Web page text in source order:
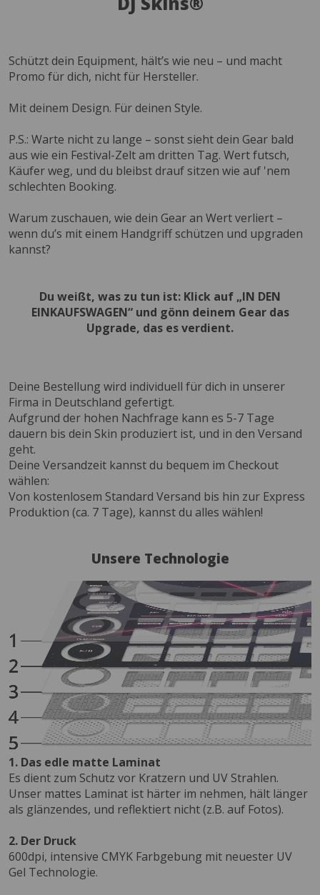
Schützt dein Equipment, hält’s wie neu – und macht
Promo für dich, nicht für Hersteller.
Mit deinem Design. Für deinen Style.
P.S.: Warte nicht zu lange – sonst sieht dein Gear bald
aus wie ein Festival-Zelt am dritten Tag. Wert futsch,
Käufer weg, und du bleibst drauf sitzen wie auf 'nem
schlechten Booking.
Warum zuschauen, wie dein Gear an Wert verliert –
wenn du’s mit einem Handgriff schützen und upgraden
kannst?
Du weißt, was zu tun ist: Klick auf „IN DEN
EINKAUFSWAGEN“ und gönn deinem Gear das
Upgrade, das es verdient.
Deine Bestellung wird individuell für dich in unserer
Firma in Deutschland gefertigt.
Aufgrund der hohen Nachfrage kann es 5-7 Tage
dauern bis dein Skin produziert ist, und in den Versand
geht.
Deine Versandzeit kannst du bequem im Checkout
wählen:
Von kostenlosem Standard Versand bis hin zur Express
Produktion (ca. 7 Tage), kannst du alles wählen!
Unsere Technologie
1. Das edle matte Laminat
Es dient zum Schutz vor Kratzern und UV Strahlen.
Unser mattes Laminat ist härter im nehmen, hält länger
als glänzendes, und reflektiert nicht (z.B. auf Fotos).
2. Der Druck
600dpi, intensive CMYK Farbgebung mit neuester UV
Gel Technologie.